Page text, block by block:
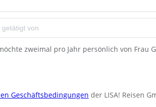
zweimal pro Jahr persönlich von
Geschäftsbedingungen der LISA! Reisen